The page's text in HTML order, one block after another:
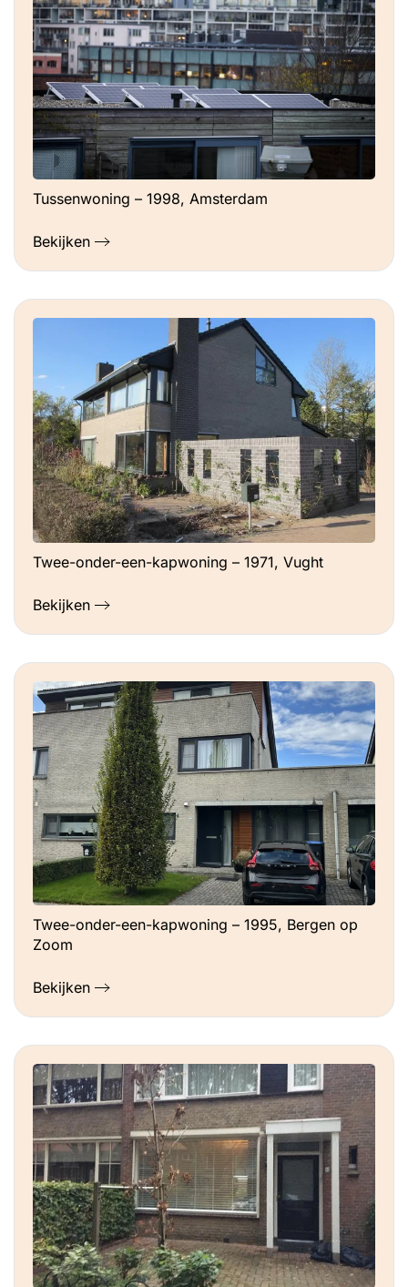
Tussenwoning – 1998, Amsterdam
Bekijken
Twee-onder-een-kapwoning – 1971, Vught
Bekijken
Twee-onder-een-kapwoning – 1995, Bergen op
Zoom
Bekijken